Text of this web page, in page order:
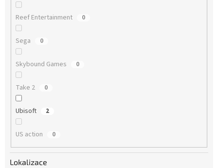
Reef Entertainment 0
Sega 0
Skybound Games 0
Take 2 0
Ubisoft 2
US action 0
Lokalizace